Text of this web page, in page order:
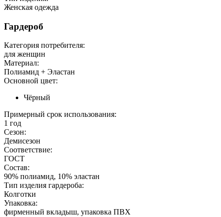
Женская одежда
Гардероб
Категория потребителя:
для женщин
Материал:
Полиамид + Эластан
Основной цвет:
Чёрный
Примерный срок использования:
1 год
Сезон:
Демисезон
Соответствие:
ГОСТ
Состав:
90% полиамид, 10% эластан
Тип изделия гардероба:
Колготки
Упаковка:
фирменный вкладыш, упаковка ПВХ